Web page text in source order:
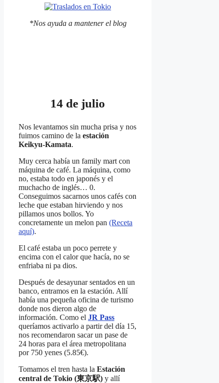
*Nos ayuda a mantener el blog
14 de julio
Nos levantamos sin mucha prisa y nos
fuimos camino de la estación
Keikyu-Kamata.
Muy cerca había un family mart con
máquina de café. La máquina, como
no, estaba todo en japonés y el
muchacho de inglés… 0.
Conseguimos sacarnos unos cafés con
leche que estaban hirviendo y nos
pillamos unos bollos. Yo
concretamente un melon pan (Receta
aquí).
El café estaba un poco perrete y
encima con el calor que hacía, no se
enfriaba ni pa dios.
Después de desayunar sentados en un
banco, entramos en la estación. Allí
había una pequeña oficina de turismo
donde nos dieron algo de
información. Como el JR Pass
queríamos activarlo a partir del día 15,
nos recomendaron sacar un pase de
24 horas para el área metropolitana
por 750 yenes (5.85€).
Tomamos el tren hasta la Estación
central de Tokio (東京駅) y allí